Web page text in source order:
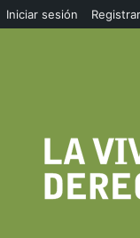
Iniciar sesión